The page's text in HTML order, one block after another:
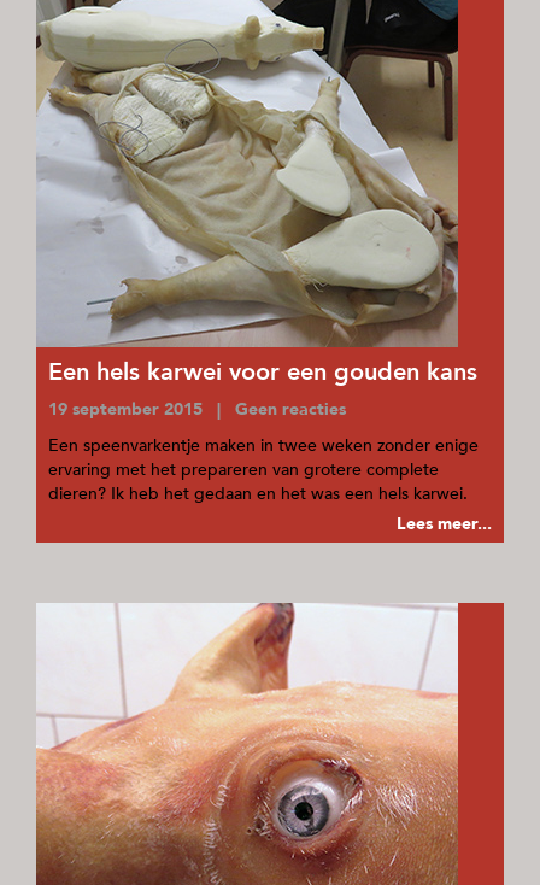
Een hels karwei voor een gouden kans
19 september 2015 | Geen reacties
Een speenvarkentje maken in twee weken zonder enige
ervaring met het prepareren van grotere complete
dieren? Ik heb het gedaan en het was een hels karwei.
Lees meer...